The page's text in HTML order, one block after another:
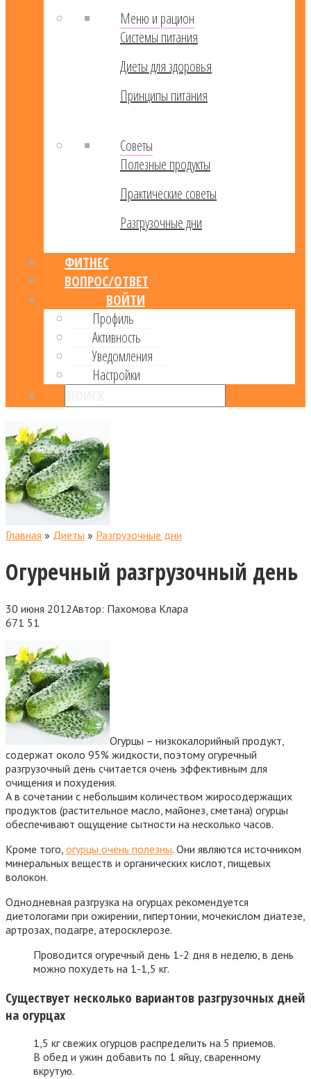
Меню и рацион
Системы питания
Диеты для здоровья
Принципы питания
Советы
Полезные продукты
Практические советы
Разгрузочные дни
ФИТНЕС
ВОПРОС/ОТВЕТ
ВОЙТИ
Профиль
Активность
Уведомления
Настройки
Главная » Диеты » Разгрузочные дни
Огуречный разгрузочный день
30 июня 2012Автор: Пахомова Клара
671 51
Огурцы – низкокалорийный продукт,
содержат около 95% жидкости, поэтому огуречный
разгрузочный день считается очень эффективным для
очищения и похудения.
А в сочетании с небольшим количеством жиросодержащих
продуктов (растительное масло, майонез, сметана) огурцы
обеспечивают ощущение сытности на несколько часов.
Кроме того, огурцы очень полезны. Они являются источником
минеральных веществ и органических кислот, пищевых
волокон.
Однодневная разгрузка на огурцах рекомендуется
диетологами при ожирении, гипертонии, мочекислом диатезе,
артрозах, подагре, атеросклерозе.
Проводится огуречный день 1-2 дня в неделю, в день
можно похудеть на 1-1,5 кг.
Существует несколько вариантов разгрузочных дней
на огурцах
1,5 кг свежих огурцов распределить на 5 приемов.
В обед и ужин добавить по 1 яйцу, сваренному
вкрутую.